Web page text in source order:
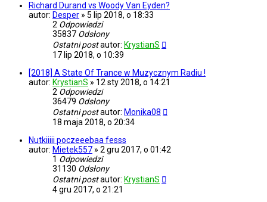
Richard Durand vs Woody Van Eyden?
autor: Desper » 5 lip 2018, o 18:33
2 Odpowiedzi
35837 Odsłony
Ostatni postautor: KrystianS
17 lip 2018, o 10:39
[2018] A State Of Trance w Muzycznym Radiu !
autor: KrystianS » 12 sty 2018, o 14:21
2 Odpowiedzi
36479 Odsłony
Ostatni postautor: Monika08
18 maja 2018, o 20:34
Nutkiiiii poczeeebaa fesss
autor: Mietek557 » 2 gru 2017, o 01:42
1 Odpowiedzi
31130 Odsłony
Ostatni postautor: KrystianS
4 gru 2017, o 21:21